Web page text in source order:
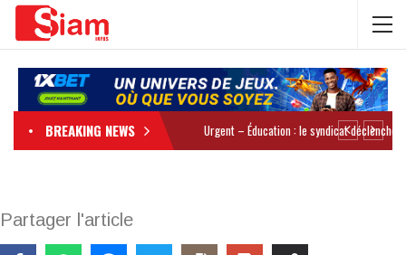
BREAKING NEWS
Partager l'article